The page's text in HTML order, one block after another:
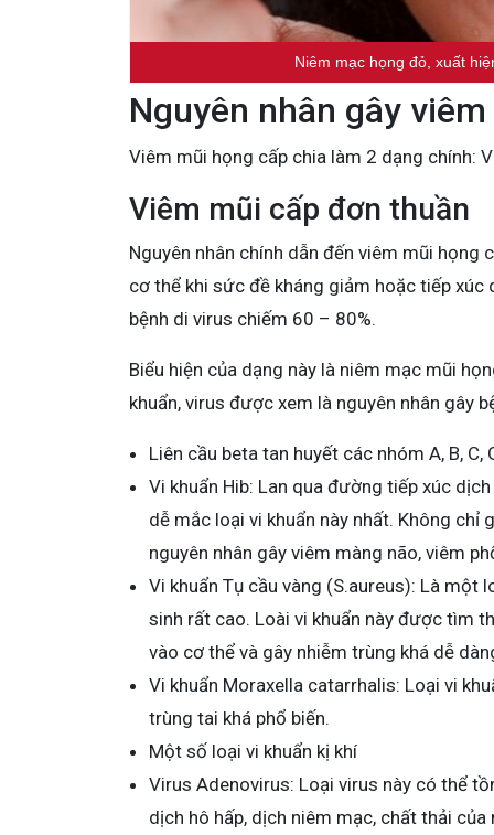
Niêm mạc họng đỏ, xuất
Nguyên nhân gây
Viêm mũi họng cấp chia làm 2 dạng chính:
Viêm mũi cấp đơn thuần
Nguyên nhân chính dẫn đến viêm mũi họng
cơ thể khi sức đề kháng giảm hoặc tiếp
bệnh di virus chiếm 60 – 80%.
Biểu hiện của dạng này là niêm mạc mũi
khuẩn, virus được xem là nguyên nhân gây
Liên cầu beta tan huyết các nhóm A, B, C,
Vi khuẩn Hib: Lan qua đường tiếp xúc
dễ mắc loại vi khuẩn này nhất. Không chỉ
nguyên nhân gây viêm màng não, viêm
Vi khuẩn Tụ cầu vàng (S.aureus): Là một
sinh rất cao. Loài vi khuẩn này được tìm
vào cơ thể và gây nhiễm trùng khá dễ
Vi khuẩn Moraxella catarrhalis: Loại vi
trùng tai khá phổ biến.
Một số loại vi khuẩn kị khí
Virus Adenovirus: Loại virus này có thể
dịch hô hấp, dịch niêm mạc, chất thải